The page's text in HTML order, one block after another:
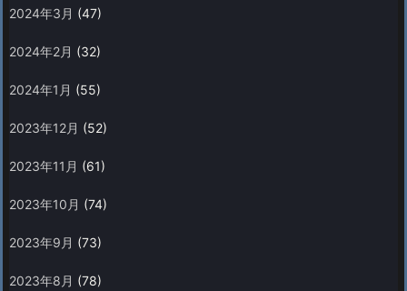
2024年3月 (47)
2024年2月 (32)
2024年1月 (55)
2023年12月 (52)
2023年11月 (61)
2023年10月 (74)
2023年9月 (73)
2023年8月 (78)